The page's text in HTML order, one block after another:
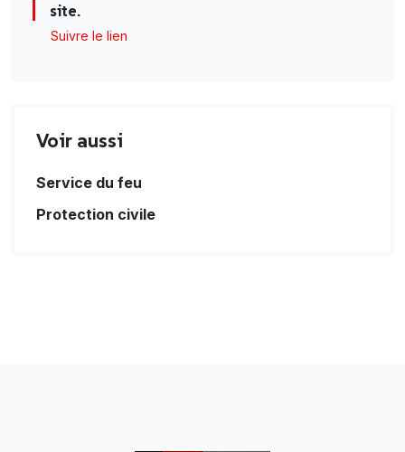
site.
Suivre le lien
Voir aussi
Service du feu
Protection civile